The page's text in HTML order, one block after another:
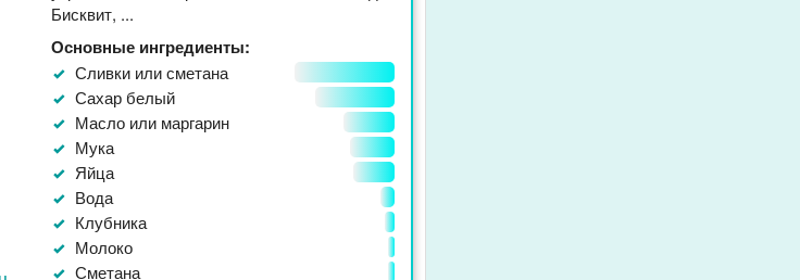
Бисквит, ...
Основные ингредиенты:
Сливки или сметана
Сахар белый
Масло или маргарин
Мука
Яйца
Вода
Клубника
Молоко
Сметана